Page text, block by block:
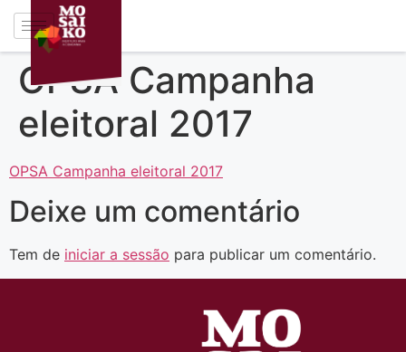
OPSA Campanha
eleitoral 2017
OPSA Campanha eleitoral 2017
Deixe um comentário
Tem de iniciar a sessão para publicar um comentário.